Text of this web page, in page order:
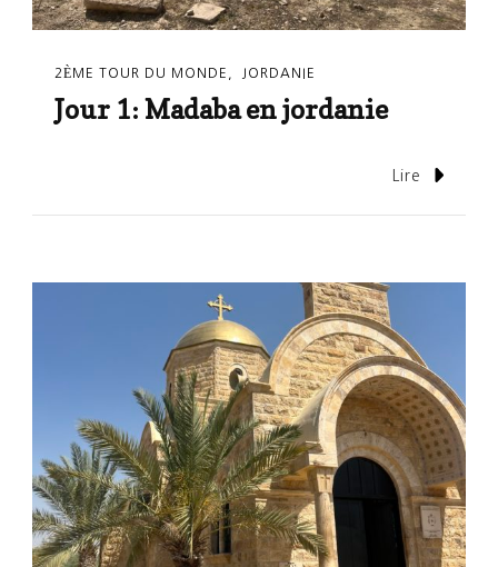
2ÈME TOUR DU MONDE JORDANIE
Jour 1: Madaba en jordanie
Lire